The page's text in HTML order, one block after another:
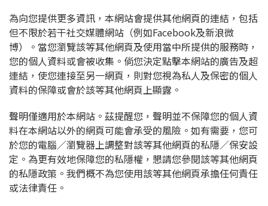
為向您提供更多資訊，本網站會提供其他網頁的連結，包括
但不限於若干社交媒體網站（例如Facebook及新浪微
博）。當您瀏覽該等其他網頁及使用當中所提供的服務時，
您的個人資料或會被收集。倘您決定點擊本網站的廣告及超
連結，使您連接至另一網頁，則對您視為私人及保密的個人
資料的保障或會於該等其他網頁上顯露。
聲明僅適用於本網站。茲提醒您，聲明並不保障您的個人資
料在本網站以外的網頁可能會承受的風險。如有需要，您可
於您的電腦／瀏覽器上調整對該等其他網頁的私隱／保安設
定。為更有效地保障您的私隱權，懇請您參閱該等其他網頁
的私隱政策。我們概不為您使用該等其他網頁承擔任何責任
或法律責任。